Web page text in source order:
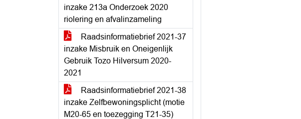
inzake 213a Onderzoek 2020
riolering en afvalinzameling
Raadsinformatiebrief 2021-37
inzake Misbruik en Oneigenlijk
Gebruik Tozo Hilversum 2020-
2021
Raadsinformatiebrief 2021-38
inzake Zelfbewoningsplicht (motie
M20-65 en toezegging T21-35)